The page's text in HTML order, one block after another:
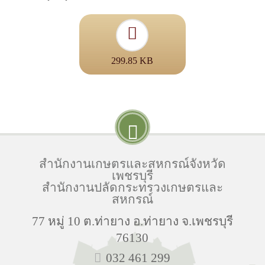
299.85 KB
สำนักงานเกษตรและสหกรณ์จังหวัด
เพชรบุรี
สำนักงานปลัดกระทรวงเกษตรและ
สหกรณ์
77 หมู่ 10 ต.ท่ายาง อ.ท่ายาง จ.เพชรบุรี
76130
032 461 299